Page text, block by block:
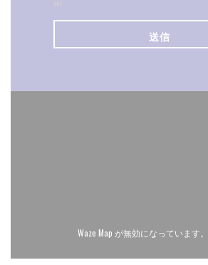
Waze Map が無効になっています。